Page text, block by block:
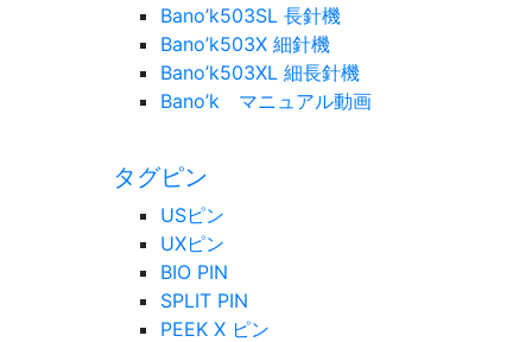
Bano’k503SL 長針機
Bano’k503X 細針機
Bano’k503XL 細長針機
Bano’k マニュアル動画
タグピン
USピン
UXピン
BIO PIN
SPLIT PIN
PEEK X ピン